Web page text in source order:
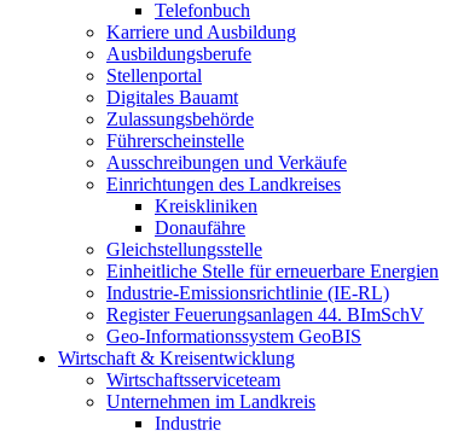
Telefonbuch
Karriere und Ausbildung
Ausbildungsberufe
Stellenportal
Digitales Bauamt
Zulassungsbehörde
Führerscheinstelle
Ausschreibungen und Verkäufe
Einrichtungen des Landkreises
Kreiskliniken
Donaufähre
Gleichstellungsstelle
Einheitliche Stelle für erneuerbare Energien
Industrie-Emissionsrichtlinie (IE-RL)
Register Feuerungsanlagen 44. BImSchV
Geo-Informationssystem GeoBIS
Wirtschaft & Kreisentwicklung
Wirtschaftsserviceteam
Unternehmen im Landkreis
Industrie